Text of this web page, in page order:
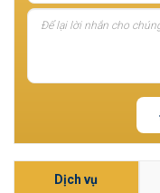
Dịch vụ